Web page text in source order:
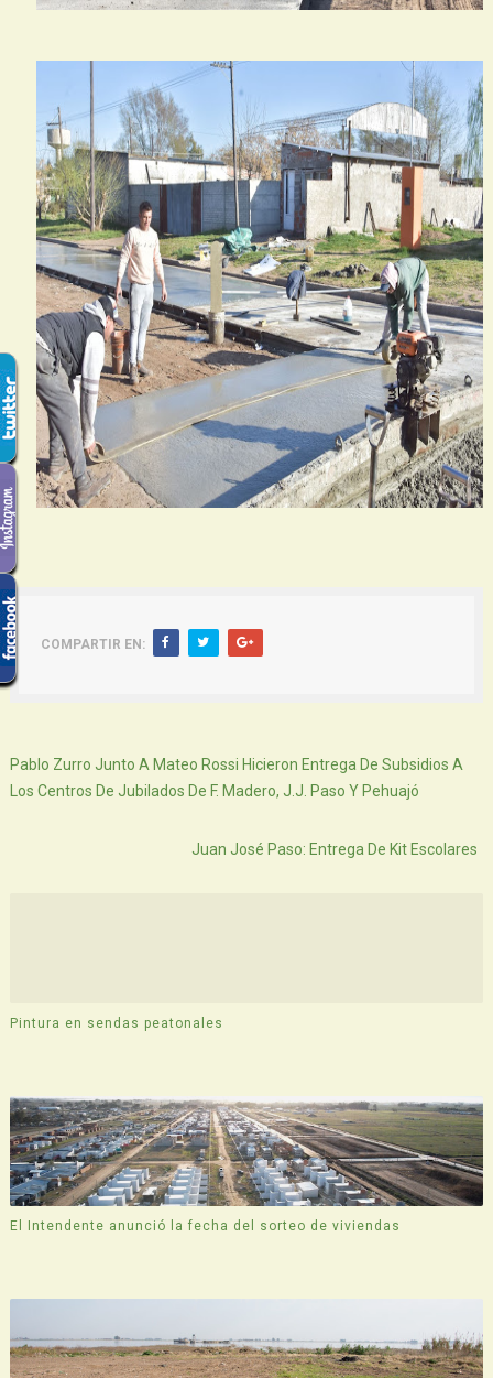
COMPARTIR EN:
Pablo Zurro Junto A Mateo Rossi Hicieron Entrega De Subsidios A
Los Centros De Jubilados De F. Madero, J.J. Paso Y Pehuajó
Juan José Paso: Entrega De Kit Escolares
Pintura en sendas peatonales
El Intendente anunció la fecha del sorteo de viviendas